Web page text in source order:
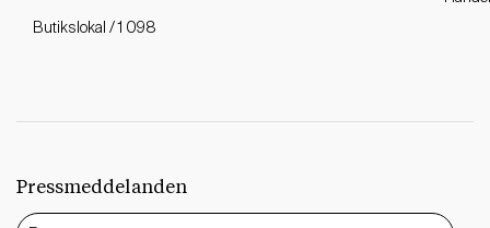
Butikslokal / 1 098
Pressmeddelanden